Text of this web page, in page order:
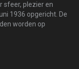
sfeer, plezier en
1936 opgericht. De
worden op